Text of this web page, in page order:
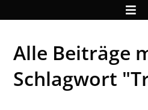
Alle Beiträge
Schlagwort